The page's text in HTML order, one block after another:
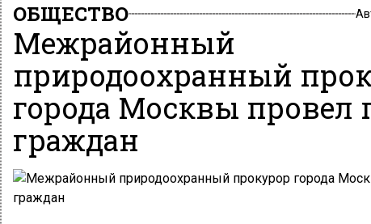
ОБЩЕСТВО
Межрайонный
природоохранный
города Москвы провел
граждан